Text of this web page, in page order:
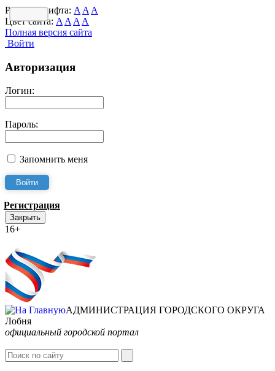
Размер шрифта: A A A
Цвет сайта: A A A A
Полная версия сайта
Войти
Авторизация
Логин:
Пароль:
Запомнить меня
Регистрация
Закрыть
16+
АДМИНИСТРАЦИЯ ГОРОДСКОГО ОКРУГА
Лобня
официальный городской портал